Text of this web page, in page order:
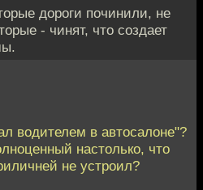
дороги починили, не
- чинят, что создает
водителем в автосалоне"?
настолько, что
не устроил?